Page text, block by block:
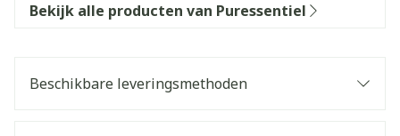
Bekijk alle producten van Puressentiel
Beschikbare leveringsmethoden